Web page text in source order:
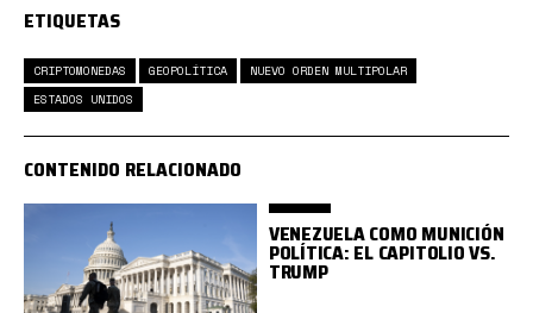
ETIQUETAS
CRIPTOMONEDAS GEOPOLÍTICA
NUEVO ORDEN MULTIPOLAR
ESTADOS UNIDOS
CONTENIDO RELACIONADO
VENEZUELA COMO MUNICIÓN
POLÍTICA: EL CAPITOLIO VS.
TRUMP